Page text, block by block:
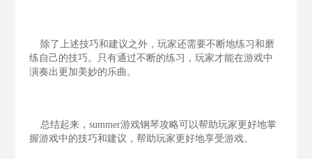
除了上述技巧和建议之外，玩家还需要不断地练习和磨
练自己的技巧。只有通过不断的练习，玩家才能在游戏中
演奏出更加美妙的乐曲。
总结起来，summer游戏钢琴攻略可以帮助玩家更好地掌
握游戏中的技巧和建议，帮助玩家更好地享受游戏。